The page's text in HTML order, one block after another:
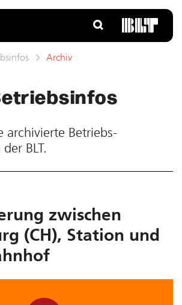
Archiv
ar­chivierte Betriebs­
BLT.
zwischen
(CH), Station und